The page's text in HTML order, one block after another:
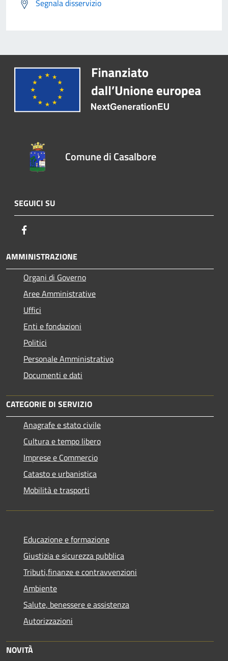
Segnala disservizio
Comune di Casalbore
SEGUICI SU
AMMINISTRAZIONE
Organi di Governo
Aree Amministrative
Uffici
Enti e fondazioni
Politici
Personale Amministrativo
Documenti e dati
CATEGORIE DI SERVIZIO
Anagrafe e stato civile
Cultura e tempo libero
Imprese e Commercio
Catasto e urbanistica
Mobilità e trasporti
Educazione e formazione
Giustizia e sicurezza pubblica
Tributi,finanze e contravvenzioni
Ambiente
Salute, benessere e assistenza
Autorizzazioni
NOVITÀ